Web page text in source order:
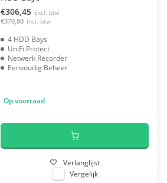
€306,45 Excl. btw
€370,80 Incl. btw
4 HDD Bays
UniFi Protect
Netwerk Recorder
Eenvoudig Beheer
Op voorraad
Verlanglijst
Vergelijk